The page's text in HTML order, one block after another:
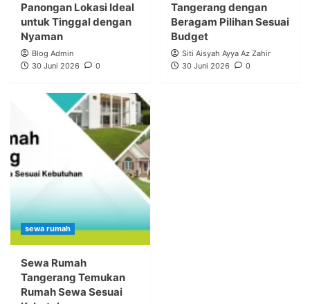
Panongan Lokasi Ideal
untuk Tinggal dengan
Nyaman
Blog Admin
30 Juni 2026
0
Tangerang dengan
Beragam Pilihan Sesuai
Budget
Siti Aisyah Ayya Az Zahir
30 Juni 2026
0
sewa rumah
Sewa Rumah
Tangerang Temukan
Rumah Sewa Sesuai